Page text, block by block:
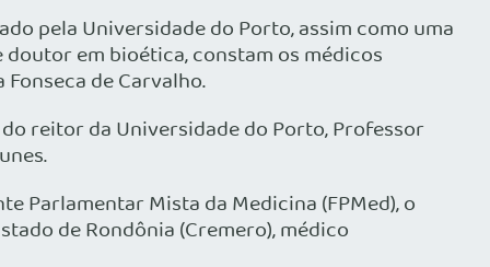
pela Universidade do Porto, assim como uma
em bioética, constam os médicos
de Carvalho.
reitor da Universidade do Porto, Professor
Parlamentar Mista da Medicina (FPMed), o
de Rondônia (Cremero), médico